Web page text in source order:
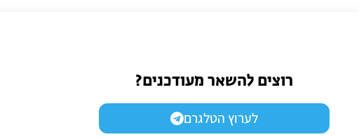
רוצים להשאר מעודכנים?
לערוץ הטלגרם